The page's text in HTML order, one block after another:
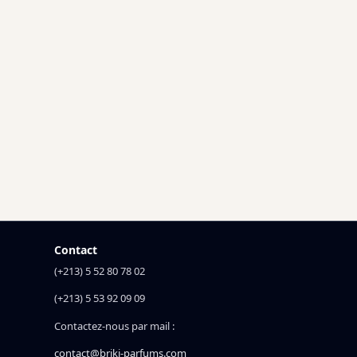
Contact
(+213) 5 52 80 78 02
(+213) 5 53 92 09 09
Contactez-nous par mail :
contact@briki-parfums.com